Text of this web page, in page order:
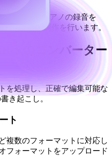
、またはピアノの録音を
集および制作を行います。
へのコンバーター
を処理し、正確で編集可能な
き起こし。
ト
複数のフォーマットに対応し
フォーマットをアップロード